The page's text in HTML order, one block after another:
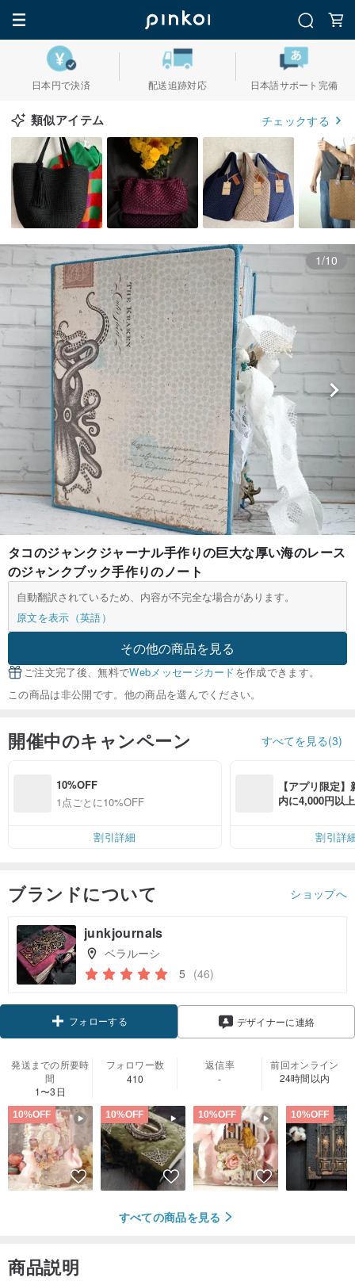
日本円で決済 配送追跡対応 日本語サポート完備
類似アイテム チェックする
1/10
タコのジャンクジャーナル手作りの巨大な厚い海のレース
のジャンクブック手作りのノート
自動翻訳されているため、内容が不完全な場合があります。
原文を表示（英語）
その他の商品を見る
ご注文完了後、無料でWebメッセージカードを作成できます。
この商品は非公開です。他の商品を選んでください。
開催中のキャンペーン すべてを見る(3)
10%OFF
1点ごとに10%OFF
割引詳細
【アプリ限定
内に4,000円以
割引詳
ブランドについて ショップへ
junkjournals
ベラルーシ
5 (46)
フォローする デザイナーに連絡
発送までの所要時
間
1〜3日
フォロワー数
410
返信率
-
前回オンライン
24時間以内
10%OFF 10%OFF 10%OFF 10%OFF
すべての商品を見る
商品説明